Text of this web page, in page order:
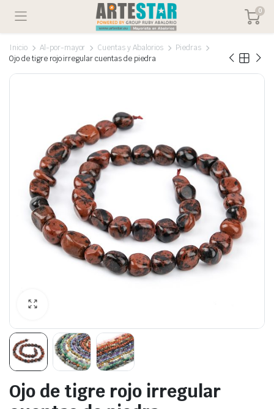
0
Inicio Al-por-mayor Cuentas y Abalorios
Piedras
Ojo de tigre rojo irregular cuentas de piedra
Ojo de tigre rojo irregular